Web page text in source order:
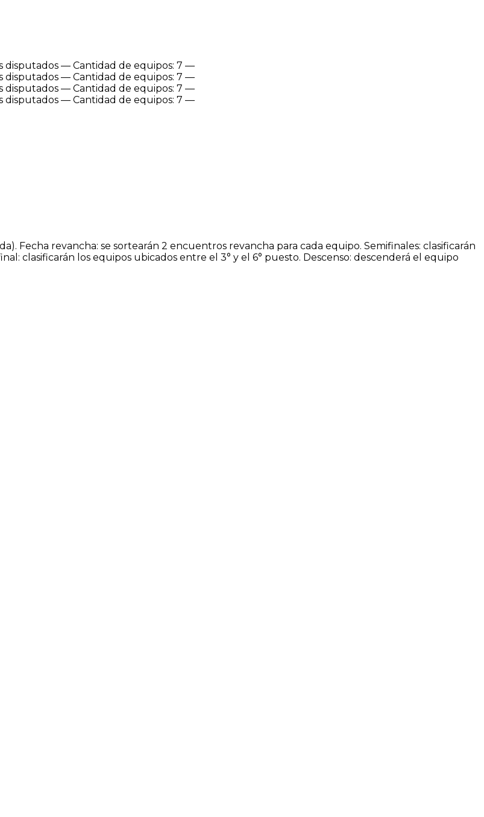
disputados — Cantidad de equipos: 7 —
disputados — Cantidad de equipos: 7 —
disputados — Cantidad de equipos: 7 —
disputados — Cantidad de equipos: 7 —
Fecha revancha: se sortearán 2 encuentros revancha para cada equipo. Semifinales: clasificarán
clasificarán los equipos ubicados entre el 3° y el 6° puesto. Descenso: descenderá el equipo